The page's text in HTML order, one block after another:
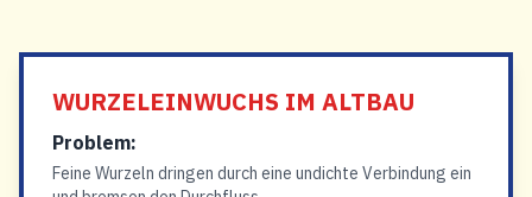
WURZELEINWUCHS IM ALTBAU
Problem:
Feine Wurzeln dringen durch eine undichte Verbindung ein